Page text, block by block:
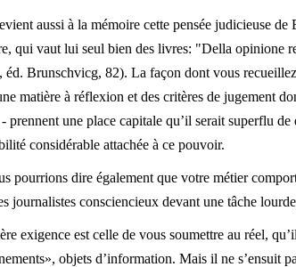
aussi à la mémoire cette pensée judicieuse
qui vaut lui seul bien des livres: "Della opinione
, éd. Brunschvicg, 82). La façon dont vous
matière à réflexion et des critères de jugement
prennent une place capitale qu’il serait superflu
considérable attachée à ce pouvoir.
pourrions dire également que votre métier
journalistes consciencieux devant une tâche
exigence est celle de vous soumettre au réel,
objets d’information. Mais il ne s’ensuit